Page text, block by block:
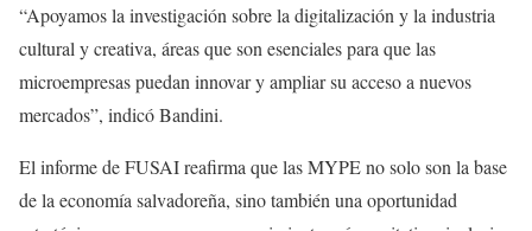
“Apoyamos la investigación sobre la digitalización y la industria
cultural y creativa, áreas que son esenciales para que las
microempresas puedan innovar y ampliar su acceso a nuevos
mercados”, indicó Bandini.
El informe de FUSAI reafirma que las MYPE no solo son la base
de la economía salvadoreña, sino también una oportunidad